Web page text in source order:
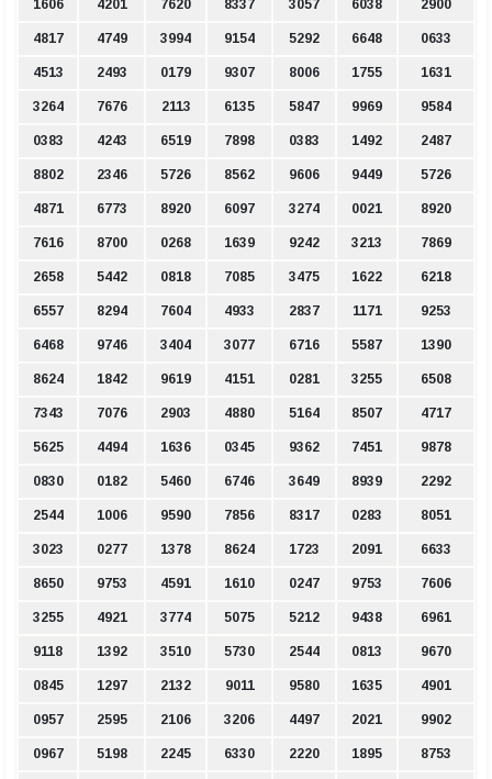
1606 4201 7620 8337 3057 6038 2900
4817 4749 3994 9154 5292 6648 0633
4513 2493 0179 9307 8006 1755 1631
3264 7676 2113 6135 5847 9969 9584
0383 4243 6519 7898 0383 1492 2487
8802 2346 5726 8562 9606 9449 5726
4871 6773 8920 6097 3274 0021 8920
7616 8700 0268 1639 9242 3213 7869
2658 5442 0818 7085 3475 1622 6218
6557 8294 7604 4933 2837 1171 9253
6468 9746 3404 3077 6716 5587 1390
8624 1842 9619 4151 0281 3255 6508
7343 7076 2903 4880 5164 8507 4717
5625 4494 1636 0345 9362 7451 9878
0830 0182 5460 6746 3649 8939 2292
2544 1006 9590 7856 8317 0283 8051
3023 0277 1378 8624 1723 2091 6633
8650 9753 4591 1610 0247 9753 7606
3255 4921 3774 5075 5212 9438 6961
9118 1392 3510 5730 2544 0813 9670
0845 1297 2132 9011 9580 1635 4901
0957 2595 2106 3206 4497 2021 9902
0967 5198 2245 6330 2220 1895 8753